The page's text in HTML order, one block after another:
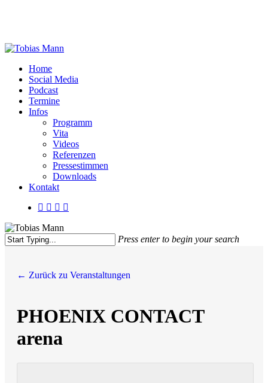
content
Menu
Home
Social Media
Podcast
Termine
Infos
Programm
Vita
Videos
Referenzen
Presse­stimmen
Downloads
Kontakt
twitter
facebook
youtube
instagram
Press enter to begin your search
← Zurück zu Veranstaltungen
PHOENIX CONTACT
arena